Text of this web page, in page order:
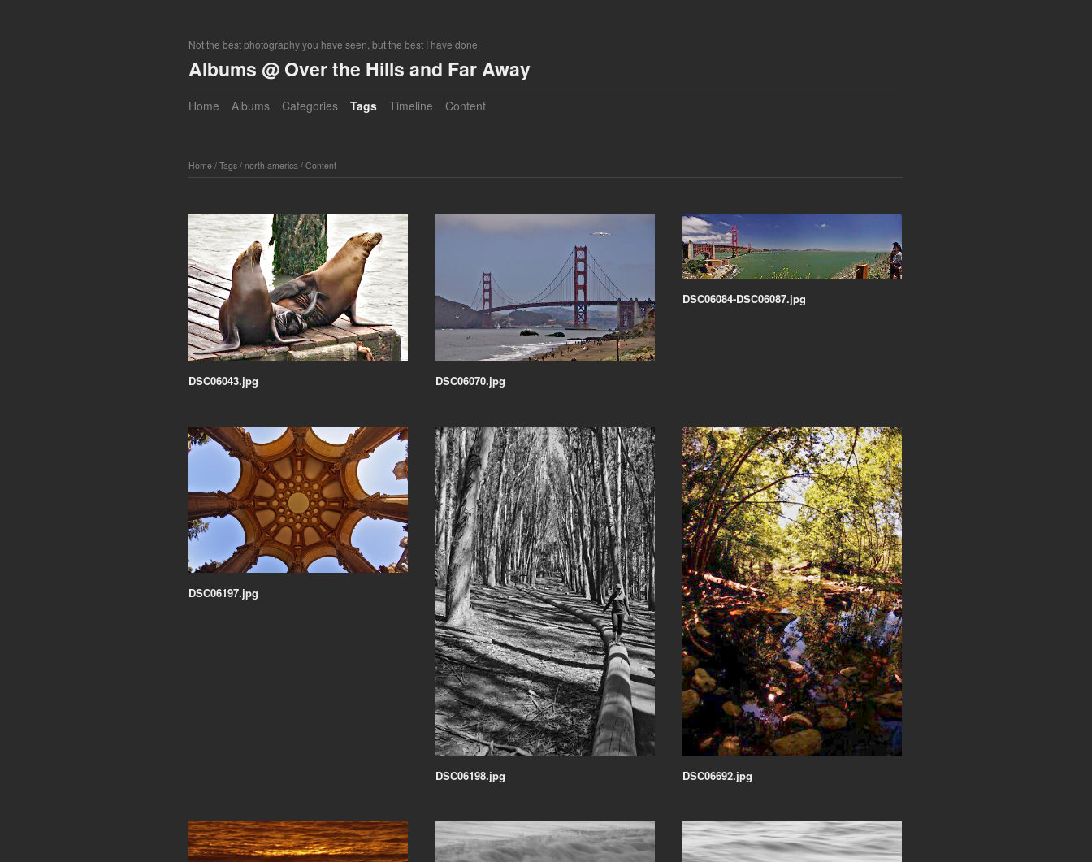
Not the best photography you have seen, but the best I have done
Albums @ Over the Hills and Far Away
Home Albums Categories Tags Timeline Content
Home / Tags / north america / Content
DSC06043.jpg DSC06070.jpg
DSC06084-DSC06087.jpg
DSC06197.jpg
DSC06198.jpg DSC06692.jpg